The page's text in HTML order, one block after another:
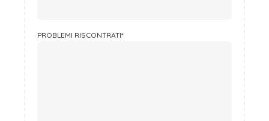
PROBLEMI RISCONTRATI*